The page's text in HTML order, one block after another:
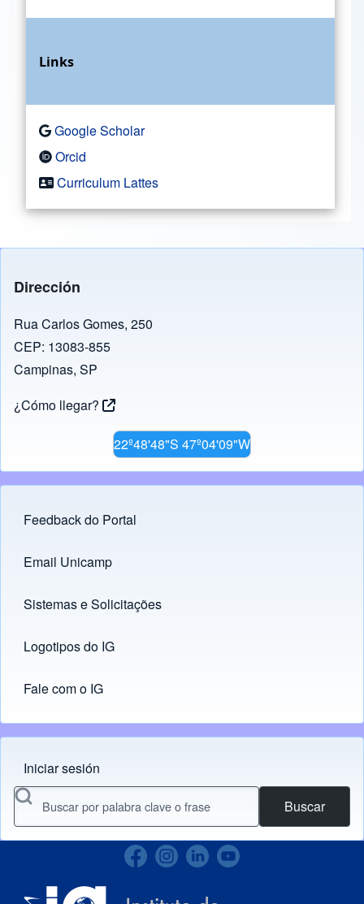
Links
Google Scholar
Orcid
Curriculum Lattes
Dirección
Rua Carlos Gomes, 250
CEP: 13083-855
Campinas, SP
¿Cómo llegar?
22º48'48"S 47º04'09"W
Footer menu
Feedback do Portal
Links
Email Unicamp
(opens in new tab)
Sistemas e Solicitações
(opens in new tab)
Logotipos do IG
(opens in new tab)
Fale com o IG
Menu do usuário
Iniciar sesión
Buscar